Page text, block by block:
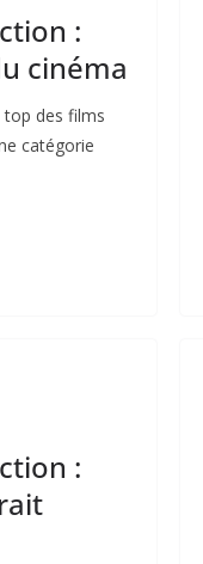
:
cinéma
top des films
catégorie
: